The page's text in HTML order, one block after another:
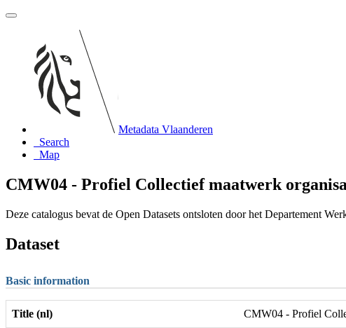
Metadata Vlaanderen
Search
Map
CMW04 - Profiel Collectief maatwerk
Deze catalogus bevat de Open Datasets ontsloten door het Departement
Dataset
Basic information
Title (nl) CMW04 - Profiel